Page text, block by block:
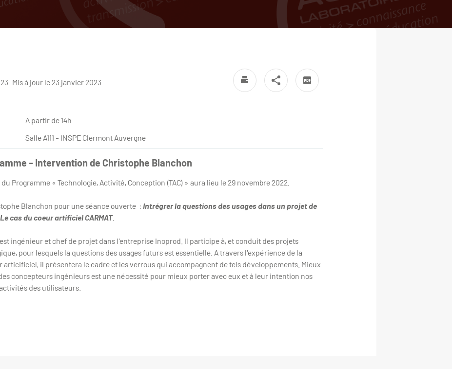
–Mis à jour le 23 janvier 2023
A partir de 14h
Salle A111 - INSPE Clermont Auvergne
- Intervention de Christophe Blanchon
Programme « Technologie, Activité, Conception (TAC) » aura lieu le 29 novembre 2022.
Blanchon pour une séance ouverte : Intrégrer la questions des usages dans un projet de
cas du coeur artificiel CARMAT.
est ingénieur et chef de projet dans l'entreprise Inoprod. Il participe à, et conduit des projets
pour lesquels la questions des usages futurs est essentielle. A travers l'expérience de la
articificiel, il présentera le cadre et les verrous qui accompagnent de tels développements. Mieux
concepteurs ingénieurs est une nécessité pour mieux porter avec eux et à leur intention nos
des utilisateurs.